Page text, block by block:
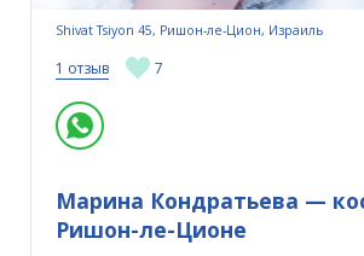
Марина Кондратьева —
Ришон-ле-Ционе
Shivat Tsiyon 45, Ришон-ле-Цион, Израиль
1 отзыв 7